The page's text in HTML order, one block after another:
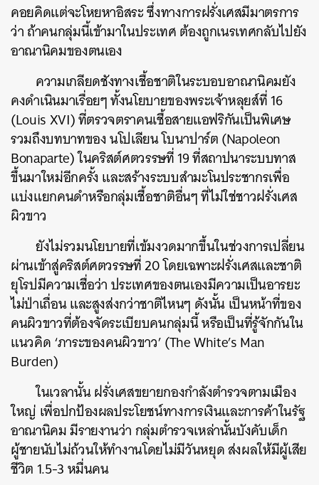
คอยคิดแต่จะโหยหาอิสระ ซึ่งทางการฝรั่งเศสมีมาตรการ
ว่า ถ้าคนกลุ่มนี้เข้ามาในประเทศ ต้องถูกเนรเทศกลับไปยัง
อาณานิคมของตนเอง
ความเกลียดชังทางเชื้อชาติในระบอบอาณานิคมยัง
คงดำเนินมาเรื่อยๆ ทั้งนโยบายของพระเจ้าหลุยส์ที่ 16
(Louis XVI) ที่ตรวจตราคนเชื้อสายแอฟริกันเป็นพิเศษ
รวมถึงบทบาทของ นโปเลียน โบนาปาร์ต (Napoleon
Bonaparte) ในคริสต์ศตวรรษที่ 19 ที่สถาปนาระบบทาส
ขึ้นมาใหม่อีกครั้ง และสร้างระบบสำมะโนประชากรเพื่อ
แบ่งแยกคนดำหรือกลุ่มเชื้อชาติอื่นๆ ที่ไม่ใช่ชาวฝรั่งเศส
ผิวขาว
ยังไม่รวมนโยบายที่เข้มงวดมากขึ้นในช่วงการเปลี่ยน
ผ่านเข้าสู่คริสต์ศตวรรษที่ 20 โดยเฉพาะฝรั่งเศสและชาติ
ยุโรปมีความเชื่อว่า ประเทศของตนเองมีความเป็นอารยะ
ไม่ป่าเถื่อน และสูงส่งกว่าชาติไหนๆ ดังนั้น เป็นหน้าที่ของ
คนผิวขาวที่ต้องจัดระเบียบคนกลุ่มนี้ หรือเป็นที่รู้จักกันใน
แนวคิด ‘ภาระของคนผิวขาว’ (The White’s Man
Burden)
ในเวลานั้น ฝรั่งเศสขยายกองกำลังตำรวจตามเมือง
ใหญ่ เพื่อปกป้องผลประโยชน์ทางการเงินและการค้าในรัฐ
อาณานิคม มีรายงานว่า กลุ่มตำรวจเหล่านั้นบังคับเด็ก
ผู้ชายนับไม่ถ้วนให้ทำงานโดยไม่มีวันหยุด ส่งผลให้มีผู้เสีย
ชีวิต 1.5-3 หมื่นคน